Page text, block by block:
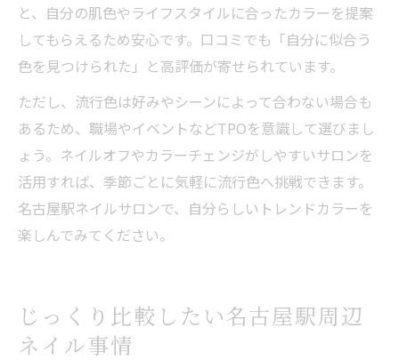
と、自分の肌色やライフスタイルに合ったカラーを提案
してもらえるため安心です。口コミでも「自分に似合う
色を見つけられた」と高評価が寄せられています。
ただし、流行色は好みやシーンによって合わない場合も
あるため、職場やイベントなどTPOを意識して選びまし
ょう。ネイルオフやカラーチェンジがしやすいサロンを
活用すれば、季節ごとに気軽に流行色へ挑戦できます。
名古屋駅ネイルサロンで、自分らしいトレンドカラーを
楽しんでみてください。
じっくり比較したい名古屋駅周辺
ネイル事情